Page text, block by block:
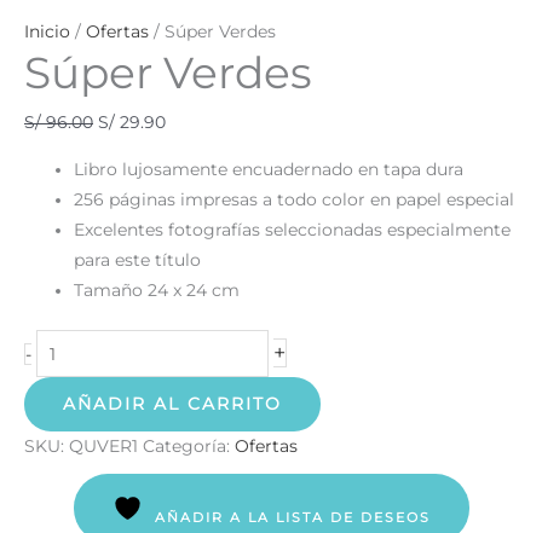
Inicio / Ofertas / Súper Verdes
Súper Verdes
S/96.00 S/ 29.90
Libro lujosamente encuadernado en tapa dura
256 páginas impresas a todo color en papel especial
Excelentes fotografías seleccionadas especialmente
para este título
Tamaño 24 x 24 cm
- +
AÑADIR AL CARRITO
SKU: QUVER1 Categoría: Ofertas
AÑADIR A LA LISTA DE DESEOS